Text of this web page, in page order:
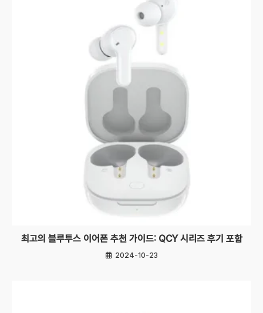
최고의 블루투스 이어폰 추천 가이드: QCY 시리즈 후기 포함
2024-10-23